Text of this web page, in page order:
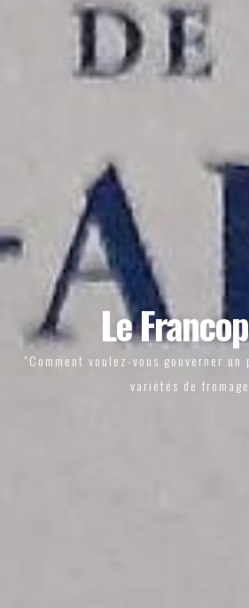
Le
"Comment voulez-vous gouverner
variétés de